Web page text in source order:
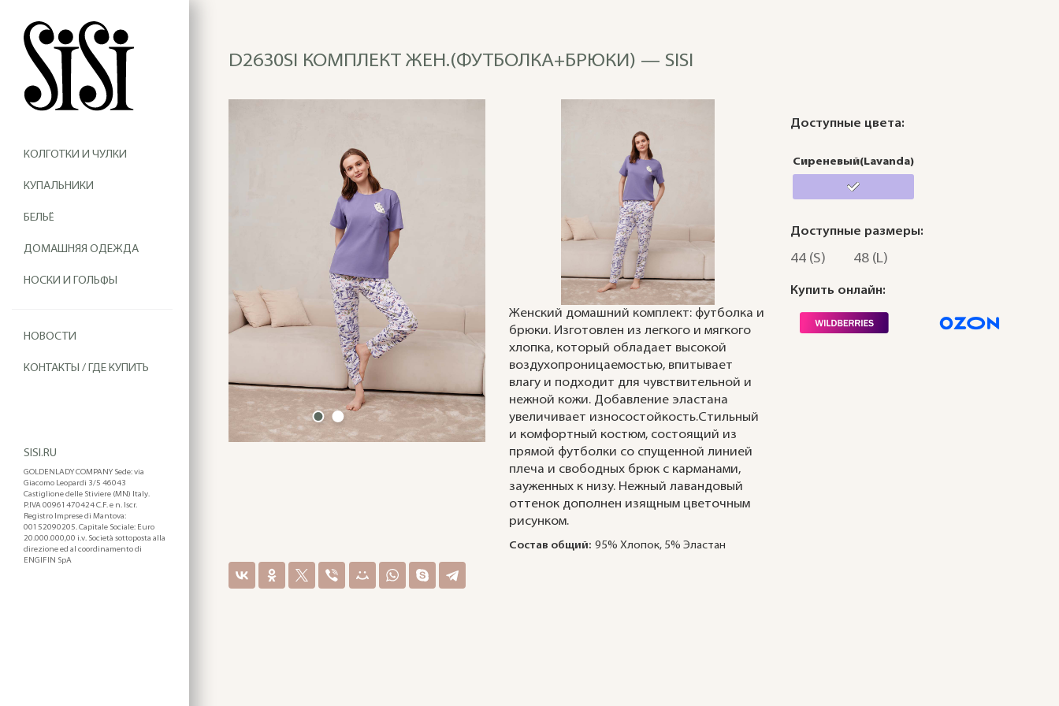
КОЛГОТКИ И ЧУЛКИ
КУПАЛЬНИКИ
БЕЛЬЁ
ДОМАШНЯЯ ОДЕЖДА
НОСКИ И ГОЛЬФЫ
НОВОСТИ
КОНТАКТЫ / ГДЕ КУПИТЬ
SISI.RU
GOLDENLADY COMPANY Sede: via
Giacomo Leopardi 3/5 46043
Castiglione delle Stiviere (MN) Italy.
P.IVA 00961470424 C.F. e n. Iscr.
Registro Imprese di Mantova:
00152090205. Capitale Sociale: Euro
20.000.000,00 i.v. Società sottoposta alla
direzione ed al coordinamento di
ENGIFIN SpA
D2630SI КОМПЛЕКТ ЖЕН.(ФУТБОЛКА+БРЮКИ) — SISI
Женский домашний комплект: футболка и
брюки. Изготовлен из легкого и мягкого
хлопка, который обладает высокой
воздухопроницаемостью, впитывает
влагу и подходит для чувствительной и
нежной кожи. Добавление эластана
увеличивает износостойкость.Стильный
и комфортный костюм, состоящий из
прямой футболки со спущенной линией
плеча и свободных брюк с карманами,
зауженных к низу. Нежный лавандовый
оттенок дополнен изящным цветочным
рисунком.
Состав общий: 95% Хлопок, 5% Эластан
Доступные цвета:
Сиреневый(Lavanda)
Доступные размеры:
44 (S) 48 (L)
Купить онлайн: